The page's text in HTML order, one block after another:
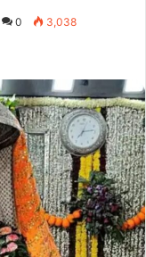
0 3,038